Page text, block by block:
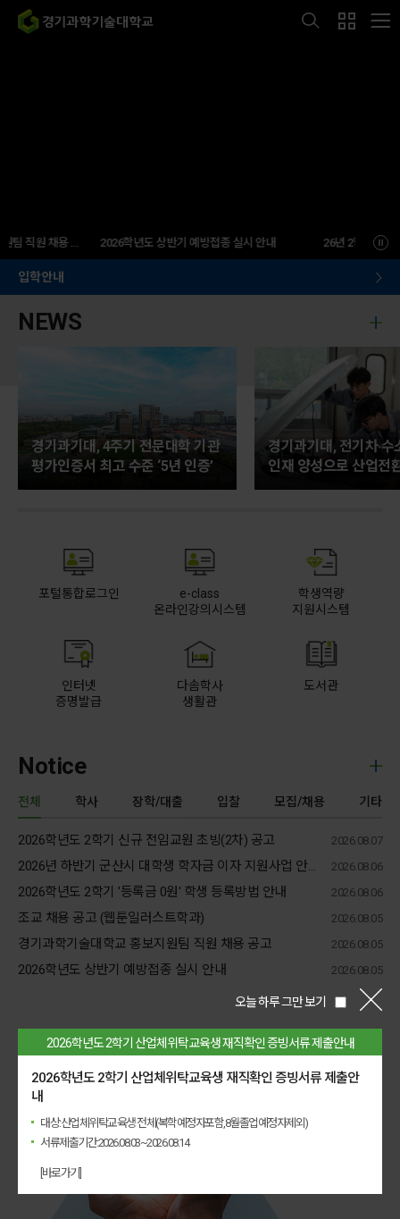
2026학년도 2학기 산업체위탁교육생 재직확인 증빙서류 제출안내
2026학년도 2학기 산업체위탁교육생 재직확인 증빙서류 제출안
내
대상:산업체위탁교육생 전체(복학예정자포함,8월졸업예정자제외)
서류제출기간:2026.08.03~2026.08.14
[바로가기]
오늘 하루 그만 보기
경기과학기술대학교 홍보지원팀 직원 채용 공고 2026학년도 상반기 예방접종 실시 안내
입학안내
NEWS
경기과기대, 4주기 전문대학 기관
평가인증서 최고 수준 ‘5년 인증’
경기과기대, 전기차·수
인재 양성으로 산업전
포털통합로그인
e-class
온라인강의시스템
학생역량
지원시스템
인터넷
증명발급
다솜학사
생활관
도서관
Notice
전체 학사 장학/대출 입찰 모집/채용 기타
2026학년도 2학기 신규 전임교원 초빙(2차) 공고 2026.08.07
2026년 하반기 군산시 대학생 학자금 이자 지원사업 안내 : ~9/4, 군산주소자 2026.08.06
2026학년도 2학기 '등록금 0원' 학생 등록방법 안내 2026.08.06
조교 채용 공고 (웹툰일러스트학과) 2026.08.05
경기과학기술대학교 홍보지원팀 직원 채용 공고 2026.08.05
2026학년도 상반기 예방접종 실시 안내 2026.08.05
PR Movie
Creative
GTEC
영상보기